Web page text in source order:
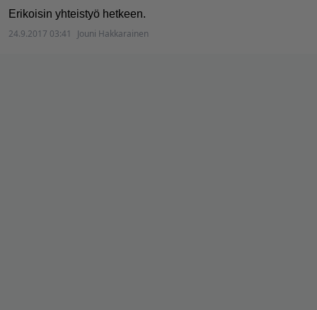
Erikoisin yhteistyö hetkeen.
24.9.2017 03:41
Jouni Hakkarainen